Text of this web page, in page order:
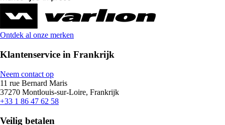
Ontdek al onze merken
Klantenservice in Frankrijk
Neem contact op
11 rue Bernard Maris
37270 Montlouis-sur-Loire, Frankrijk
+33 1 86 47 62 58
Veilig betalen